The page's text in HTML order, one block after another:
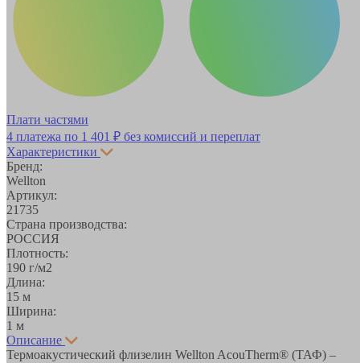
Плати частями
4 платежа по 1 401 ₽ без комиссий и переплат
Характеристики
Бренд:
Wellton
Артикул:
21735
Страна производства:
РОССИЯ
Плотность:
190 г/м2
Длина:
15 м
Ширина:
1 м
Описание
Термоакустический флизелин Wellton AcouTherm® (ТАФ) –